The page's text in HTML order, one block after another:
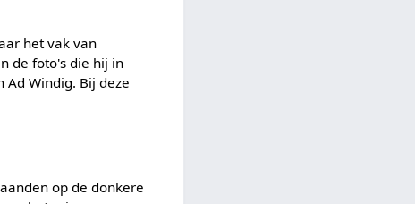
het vak van
de foto's die hij in
Ad Windig. Bij deze
op de donkere